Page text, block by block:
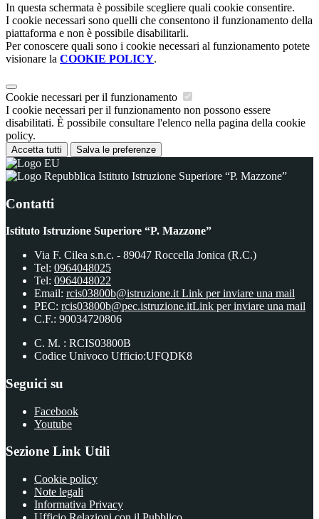
In questa schermata è possibile scegliere quali cookie consentire.
I cookie necessari sono quelli che consentono il funzionamento della
piattaforma e non è possibile disabilitarli.
Per conoscere quali sono i cookie necessari al funzionamento potete
visionare la COOKIE POLICY.
Cookie necessari per il funzionamento
I cookie necessari per il funzionamento non possono essere
disabilitati. È possibile consultare l'elenco nella pagina della cookie
policy.
Accetta tutti Salva le preferenze
Istituto Istruzione Superiore “P. Mazzone”
Contatti
Istituto Istruzione Superiore “P. Mazzone”
Via F. Cilea s.n.c. - 89047 Roccella Jonica (R.C.)
Tel: 0964048025
Tel: 0964048022
Email: rcis03800b@istruzione.it Link per inviare una mail
PEC: rcis03800b@pec.istruzione.itLink per inviare una mail
C.F.: 90034720806
C. M. : RCIS03800B
Codice Univoco Ufficio:UFQDK8
Seguici su
Facebook
Youtube
Sezione Link Utili
Cookie policy
Note legali
Informativa Privacy